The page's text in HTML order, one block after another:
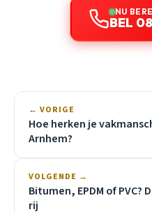
NU
BEL
← VORIGE
Hoe herken je
Arnhem?
VOLGENDE →
Bitumen, EPDM of PVC?
rij